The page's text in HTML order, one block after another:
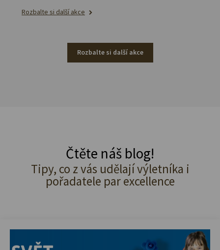
Rozbalte si další akce
Rozbalte si další akce
Čtěte náš blog!
Tipy, co z vás udělají výletníka i
pořadatele par excellence